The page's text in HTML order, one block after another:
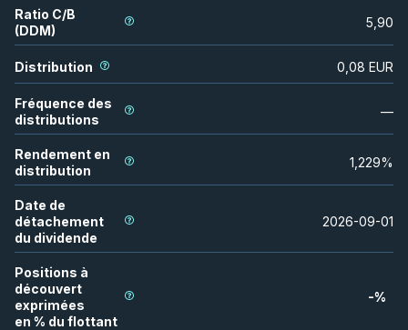
Ratio C/B
(DDM)
5,90
Distribution 0,08 EUR
Fréquence des
distributions
—
Rendement en
distribution
1,229%
Date de
détachement
du dividende
2026-09-01
Positions à
découvert
exprimées
en % du flottant
-%